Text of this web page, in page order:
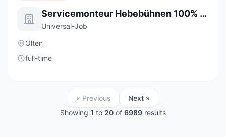
Servicemonteur Hebebühnen 100% (m/w/d)
Universal-Job
Olten
full-time
« Previous
Next »
Showing 1 to 20 of 6989 results